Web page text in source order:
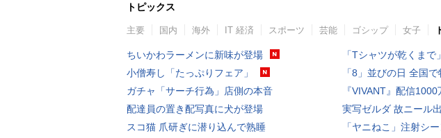
トピックス
主要 国内 海外 IT 経済 スポーツ 芸能 ゴシップ 女子
ちいかわラーメンに新味が登場
小僧寿し「たっぷりフェア」
ガチャ「サーチ行為」店側の本音
配達員の置き配写真に犬が登場
スコ猫 爪研ぎに潜り込んで熟睡
「Tシャツが乾くまで
「8」並びの日 全国
『VIVANT』配信
実写ゼルダ 故ニール
「ヤニねこ」注射シ